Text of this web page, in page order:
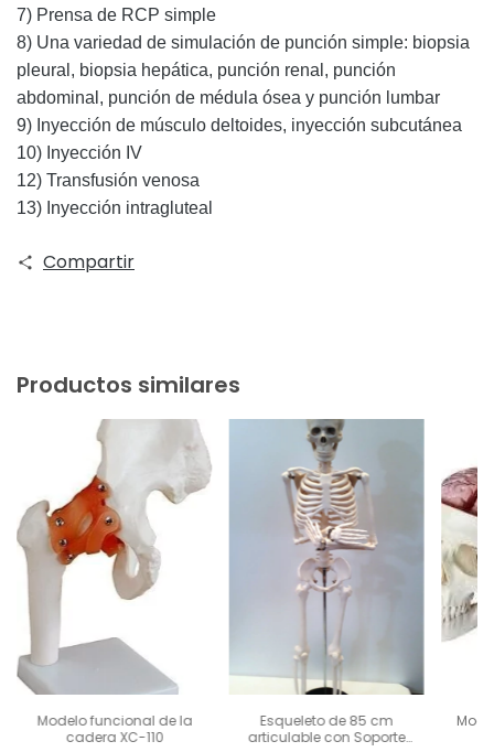
7) Prensa de RCP simple
8) Una variedad de simulación de punción simple: biopsia
pleural, biopsia hepática, punción renal, punción
abdominal, punción de médula ósea y punción lumbar
9) Inyección de músculo deltoides, inyección subcutánea
10) Inyección IV
12) Transfusión venosa
13) Inyección intragluteal
Compartir
Productos similares
Modelo funcional de la
cadera XC-110
Esqueleto de 85 cm
articulable con Soporte